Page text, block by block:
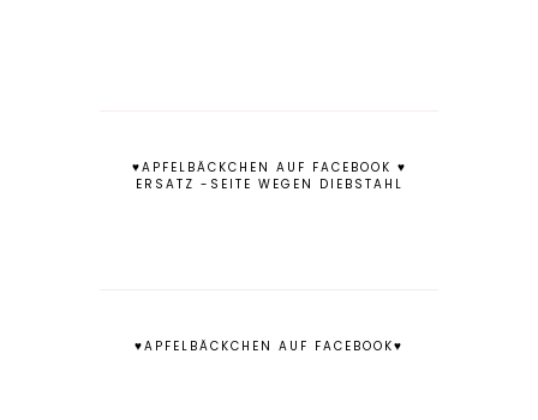
♥APFELBÄCKCHEN AUF FACEBOOK ♥
ERSATZ -SEITE WEGEN DIEBSTAHL
♥APFELBÄCKCHEN AUF FACEBOOK♥